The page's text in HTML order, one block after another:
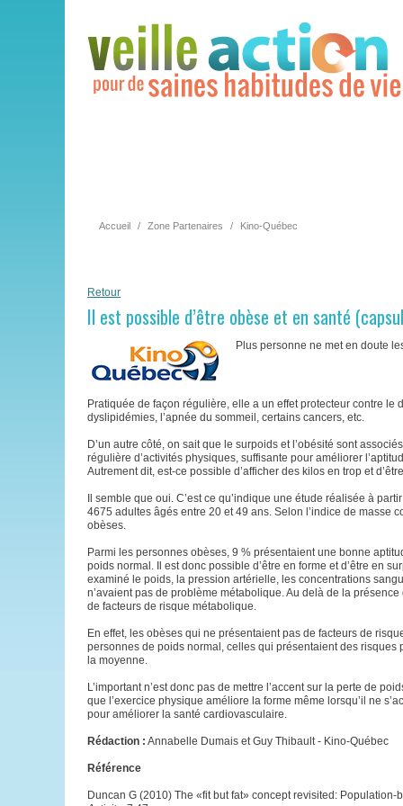
Accueil / Zone Partenaires / Kino-Québec
Retour
Il est possible d’être obèse et en santé
Plus personne ne met en doute
Pratiquée de façon régulière, elle a un effet protecteur contre
dyslipidémies, l’apnée du sommeil, certains cancers, etc.
D’un autre côté, on sait que le surpoids et l’obésité sont
régulière d’activités physiques, suffisante pour améliorer
Autrement dit, est-ce possible d’afficher des kilos en trop et
Il semble que oui. C’est ce qu’indique une étude réalisée à
4675 adultes âgés entre 20 et 49 ans. Selon l’indice de masse
obèses.
Parmi les personnes obèses, 9 % présentaient une bonne
poids normal. Il est donc possible d’être en forme et d’être en
examiné le poids, la pression artérielle, les concentrations
n’avaient pas de problème métabolique. Au delà de la
de facteurs de risque métabolique.
En effet, les obèses qui ne présentaient pas de facteurs de
personnes de poids normal, celles qui présentaient des
la moyenne.
L’important n’est donc pas de mettre l’accent sur la perte de
que l’exercice physique améliore la forme même lorsqu’il ne
pour améliorer la santé cardiovasculaire.
Rédaction : Annabelle Dumais et Guy Thibault - Kino-Québec
Référence
Duncan G (2010) The «fit but fat» concept revisited: